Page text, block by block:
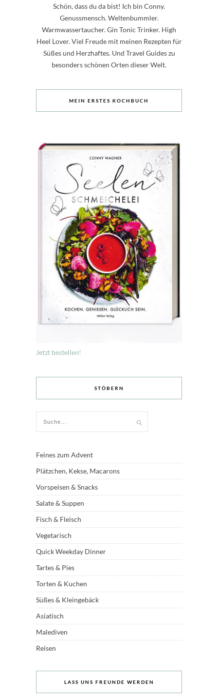
Schön, dass du da bist! Ich bin Conny.
Genussmensch. Weltenbummler.
Warmwassertaucher. Gin Tonic Trinker. High
Heel Lover. Viel Freude mit meinen Rezepten für
Süßes und Herzhaftes. Und Travel Guides zu
besonders schönen Orten dieser Welt.
MEIN ERSTES KOCHBUCH
Jetzt bestellen!
STÖBERN
Feines zum Advent
Plätzchen, Kekse, Macarons
Vorspeisen & Snacks
Salate & Suppen
Fisch & Fleisch
Vegetarisch
Quick Weekday Dinner
Tartes & Pies
Torten & Kuchen
Süßes & Kleingebäck
Asiatisch
Malediven
Reisen
LASS UNS FREUNDE WERDEN